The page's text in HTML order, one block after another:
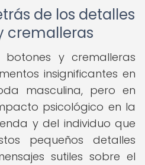
de los detalles
cremalleras
y cremalleras
insignificantes en
masculina, pero en
psicológico en la
y del individuo que
pequeños detalles
sutiles sobre el